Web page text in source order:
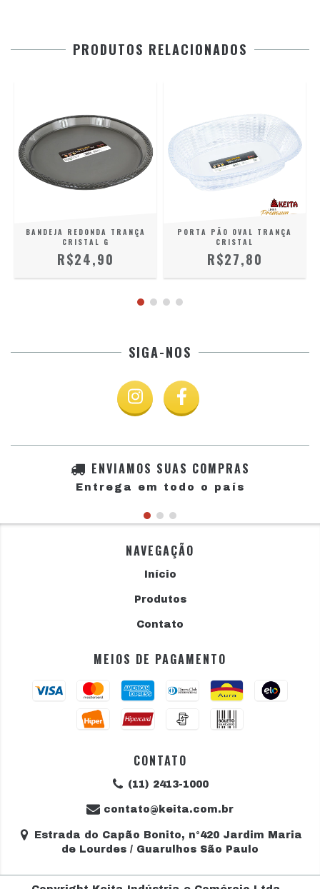
PRODUTOS RELACIONADOS
BANDEJA REDONDA TRANÇA
CRISTAL G
R$24,90
PORTA PÃO OVAL TRANÇA
CRISTAL
R$27,80
SIGA-NOS
ENVIAMOS SUAS COMPRAS
Entrega em todo o país
NAVEGAÇÃO
Início
Produtos
Contato
MEIOS DE PAGAMENTO
CONTATO
(11) 2413-1000
contato@keita.com.br
Estrada do Capão Bonito, n°420 Jardim Maria
de Lourdes / Guarulhos São Paulo